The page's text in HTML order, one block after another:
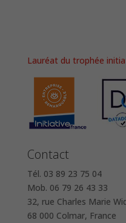
Lauréat du trophée
Contact
Tél. 03 89 23 75 04
Mob. 06 79 26 43 33
32, rue Charles Marie
68 000 Colmar, France